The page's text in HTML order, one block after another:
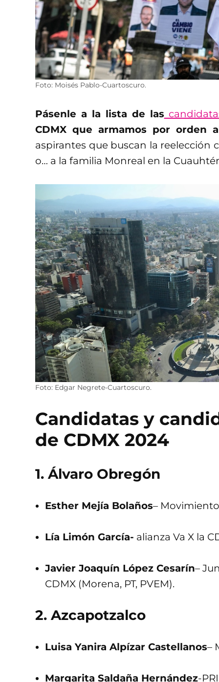
Foto: Moisés Pablo-Cuartoscuro.
Pásenle a la lista de las
CDMX que armamos por orden
aspirantes que buscan la reelección
o… a la familia Monreal en la
Foto: Edgar Negrete-Cuartoscuro.
Candidatas y
de CDMX 2024
1. Álvaro Obregón
Esther Mejía Bolaños–
Lía Limón García- alianza Va X la
Javier Joaquín López Cesarín–
CDMX (Morena, PT, PVEM).
2. Azcapotzalco
Luisa Yanira Alpízar Castellanos–
Margarita Saldaña Hernández-